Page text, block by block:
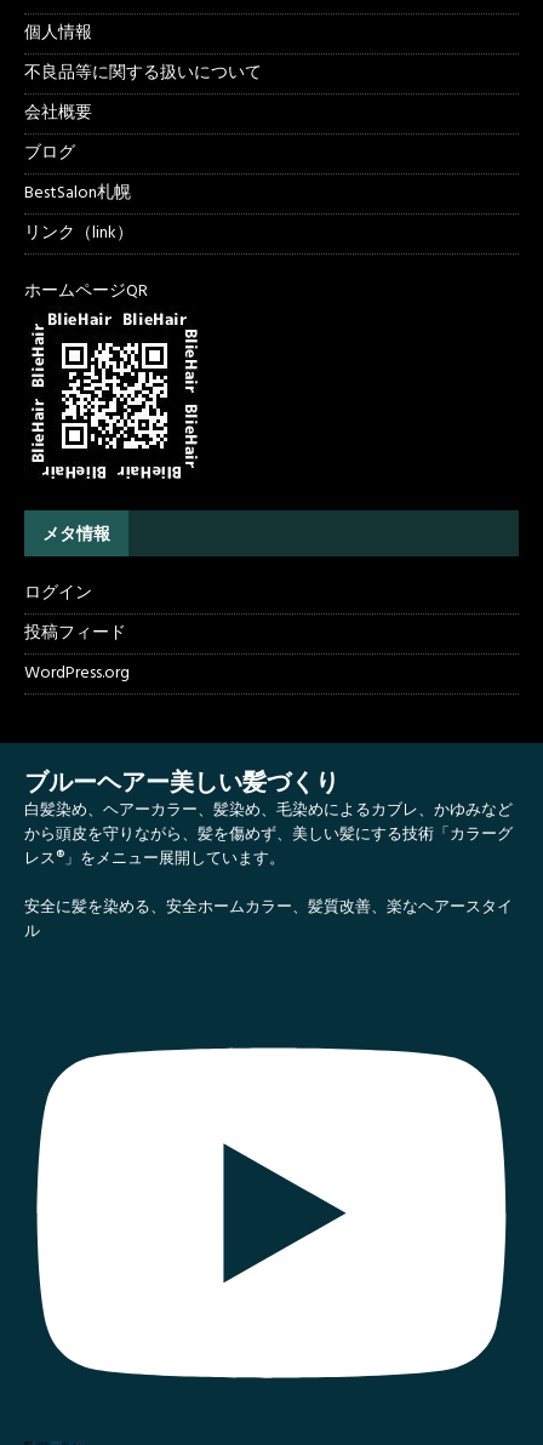
個人情報
不良品等に関する扱いについて
会社概要
ブログ
BestSalon札幌
リンク（link）
ホームページQR
メタ情報
ログイン
投稿フィード
WordPress.org
ブルーヘアー美しい髪づくり
白髪染め、ヘアーカラー、髪染め、毛染めによるカブレ、かゆみなど
から頭皮を守りながら、髪を傷めず、美しい髪にする技術「カラーグ
レス®」をメニュー展開しています。
安全に髪を染める、安全ホームカラー、髪質改善、楽なヘアースタイ
ル